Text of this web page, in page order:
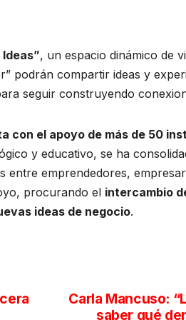
, un espacio dinámico de
podrán compartir ideas y
seguir construyendo
con el apoyo de más de 50
y educativo, se ha
emprendedores,
procurando el intercambio
ideas de negocio.
Carla Mancuso:
saber qué